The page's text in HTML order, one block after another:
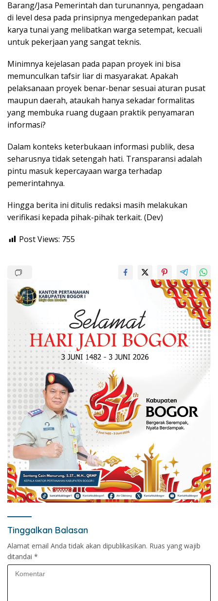
Barang/Jasa Pemerintah dan turunannya, pengadaan
di level desa pada prinsipnya mengedepankan padat
karya tunai yang melibatkan warga setempat, kecuali
untuk pekerjaan yang sangat teknis.
Minimnya kejelasan pada papan proyek ini bisa
memunculkan tafsir liar di masyarakat. Apakah
pelaksanaan proyek benar-benar sesuai aturan pusat
maupun daerah, ataukah hanya sekadar formalitas
yang membuka ruang dugaan praktik penyamaran
informasi?
Dalam konteks keterbukaan informasi publik, desa
seharusnya tidak setengah hati. Transparansi adalah
pintu masuk kepercayaan warga terhadap
pemerintahnya.
Hingga berita ini ditulis redaksi masih melakukan
verifikasi kepada pihak-pihak terkait. (Dev)
Post Views: 755
Tinggalkan Balasan
Alamat email Anda tidak akan dipublikasikan. Ruas yang wajib
ditandai *